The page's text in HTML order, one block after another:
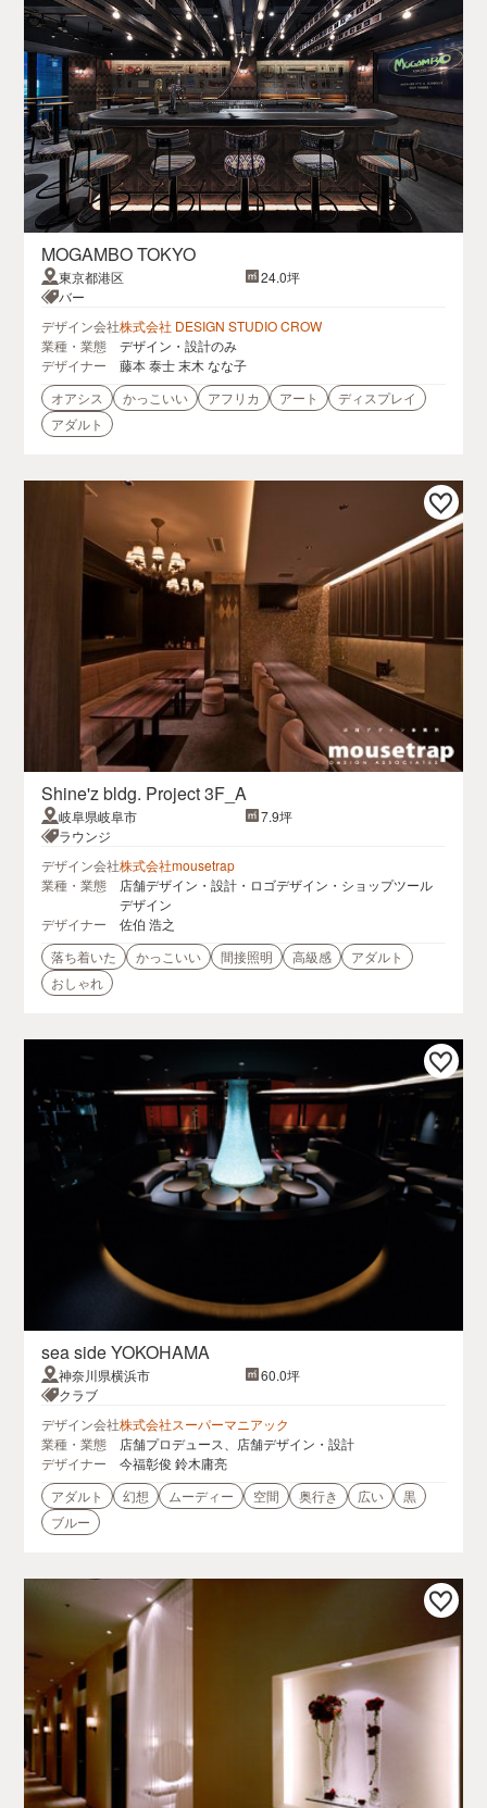
MOGAMBO TOKYO
東京都港区
24.0坪
バー
デザイン会社株式会社 DESIGN STUDIO CROW
業種・業態
デザイン・設計のみ
デザイナー
藤本 泰士 末木 なな子
オアシス
かっこいい アフリカ アート
ディスプレイ
アダルト
Shine'z bldg. Project 3F_A
岐阜県岐阜市
7.9坪
ラウンジ
デザイン会社株式会社mousetrap
業種・業態
店舗デザイン・設計・ロゴデザイン・ショップツール
デザイン
デザイナー
佐伯 浩之
落ち着いた
かっこいい 間接照明 高級感
アダルト
おしゃれ
sea side YOKOHAMA
神奈川県横浜市
60.0坪
クラブ
デザイン会社株式会社スーパーマニアック
業種・業態
店舗プロデュース、店舗デザイン・設計
デザイナー
今福彰俊 鈴木庸亮
アダルト
幻想 ムーディー 空間 奥行き 広い
黒
ブルー